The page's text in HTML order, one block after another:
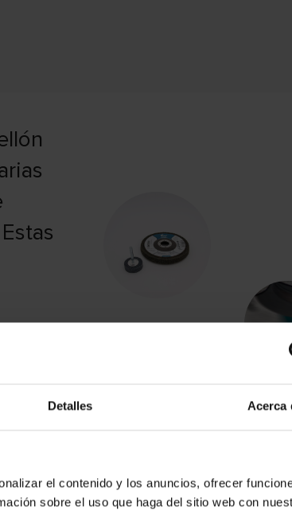
Detalles Acerca
el contenido y los anuncios, ofrecer
sobre el uso que haga del sitio web con